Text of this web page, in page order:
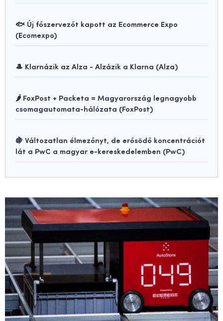
🐟 Új főszervezőt kapott az Ecommerce Expo
(Ecomexpo)
🎩 Klarnázik az Alza - Alzázik a Klarna (Alza)
🌶️ FoxPost + Packeta = Magyarország legnagyobb
csomagautomata-hálózata (FoxPost)
🍇 Változatlan élmezőnyt, de erősödő koncentrációt
lát a PwC a magyar e-kereskedelemben (PwC)